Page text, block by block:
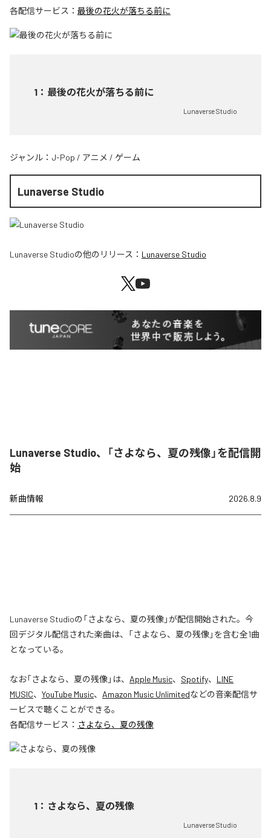
各配信サービス： 最後の花火が落ちる前に
1 ： 最後の花火が落ちる前に
Lunaverse Studio
ジャンル： J-Pop / アニメ / ゲーム
Lunaverse Studio
Lunaverse Studioの他のリリース： Lunaverse Studio
Lunaverse Studio、「さよなら、夏の残像」を配信開
始
新曲情報 2026.8.9
Lunaverse Studioの「さよなら、夏の残像」が配信開始された。今
回デジタル配信された楽曲は、「さよなら、夏の残像」を含む全1曲
となっている。
なお「さよなら、夏の残像」は、 Apple Music、 Spotify、 LINE
MUSIC、 YouTube Music、 Amazon Music Unlimitedなどの音楽配信サ
ービスで聴くことができる。
各配信サービス： さよなら、夏の残像
1 ： さよなら、夏の残像
Lunaverse Studio